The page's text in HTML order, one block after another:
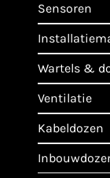
sensoren
wartels &
ventilatie
kabeldozen